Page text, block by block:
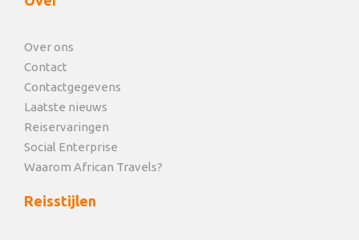
Over ons
Contact
Contactgegevens
Laatste nieuws
Reiservaringen
Social Enterprise
Waarom African Travels?
Reisstijlen